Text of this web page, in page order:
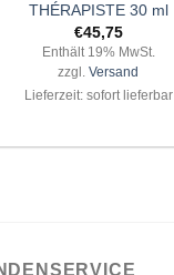
THÉRAPISTE 30 ml
€45,75
Enthält 19% MwSt.
zzgl.Versand
Lieferzeit: sofort lieferbar